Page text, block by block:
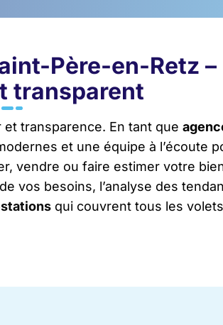
Père-en-Retz
transparent
transparence. En tant que
et une équipe à l’écoute
vendre ou faire estimer votre
vos besoins, l’analyse des
qui couvrent tous les